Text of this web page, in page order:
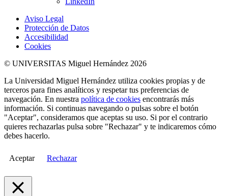
Aviso Legal
Protección de Datos
Accesibilidad
Cookies
© UNIVERSITAS Miguel Hernández 2026
La Universidad Miguel Hernández utiliza cookies propias y de
terceros para fines analíticos y respetar tus preferencias de
navegación. En nuestra política de cookies encontrarás más
información. Si continuas navegando o pulsas sobre el botón
"Aceptar", consideramos que aceptas su uso. Si por el contrario
quieres rechazarlas pulsa sobre "Rechazar" y te indicaremos cómo
debes hacerlo.
Aceptar Rechazar